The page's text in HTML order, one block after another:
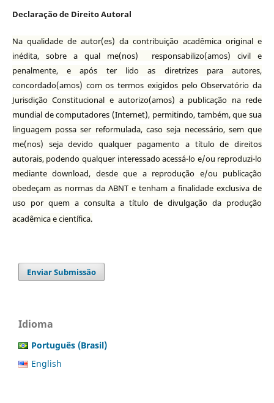
Declaração de Direito Autoral
Na qualidade de autor(es) da contribuição acadêmica original e
inédita, sobre a qual me(nos) responsabilizo(amos) civil e
penalmente, e após ter lido as diretrizes para autores,
concordado(amos) com os termos exigidos pelo Observatório da
Jurisdição Constitucional e autorizo(amos) a publicação na rede
mundial de computadores (Internet), permitindo, também, que sua
linguagem possa ser reformulada, caso seja necessário, sem que
me(nos) seja devido qualquer pagamento a título de direitos
autorais, podendo qualquer interessado acessá-lo e/ou reproduzi-lo
mediante download, desde que a reprodução e/ou publicação
obedeçam as normas da ABNT e tenham a finalidade exclusiva de
uso por quem a consulta a título de divulgação da produção
acadêmica e científica.
Enviar Submissão
Idioma
Português (Brasil)
English